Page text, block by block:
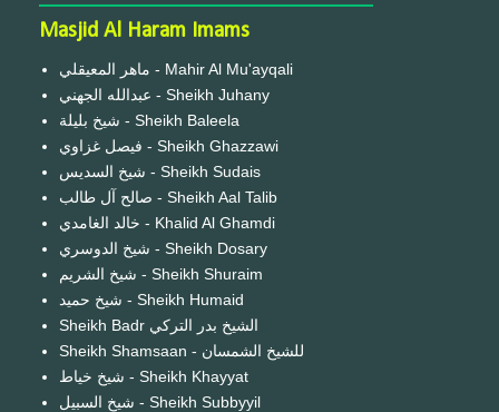
Masjid Al Haram Imams
ماهر المعيقلي - Mahir Al Mu'ayqali
عبدالله الجهني - Sheikh Juhany
شيخ بليلة - Sheikh Baleela
فيصل غزاوي - Sheikh Ghazzawi
شيخ السديس - Sheikh Sudais
صالح آل طالب - Sheikh Aal Talib
خالد الغامدي - Khalid Al Ghamdi
شيخ الدوسري - Sheikh Dosary
شيخ الشريم - Sheikh Shuraim
شيخ حميد - Sheikh Humaid
Sheikh Badr الشيخ بدر التركي
Sheikh Shamsaan - للشيخ الشمسان
شيخ خياط - Sheikh Khayyat
شيخ السبيل - Sheikh Subbyyil